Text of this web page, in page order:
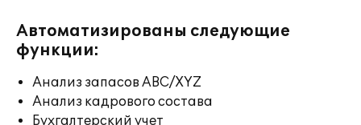
Автоматизированы следующие
функции:
Анализ запасов ABC/XYZ
Анализ кадрового состава
Бухгалтерский учет